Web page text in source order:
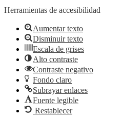
Herramientas de accesibilidad
Aumentar texto
Disminuir texto
Escala de grises
Alto contraste
Contraste negativo
Fondo claro
Subrayar enlaces
Fuente legible
Restablecer